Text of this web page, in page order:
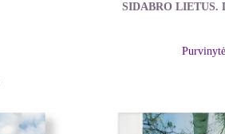
SIDABRO LIETUS.